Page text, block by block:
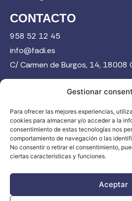
Gestionar
Para ofrecer las mejores experiencias,
cookies para almacenar y/o acceder a la
consentimiento de estas tecnologías nos
comportamiento de navegación o las
No consentir o retirar el consentimiento,
ciertas características y funciones.
Aceptar
CONTACTO
958 52 12 45
info@fadi.es
C/ Carmen de Burgos, 14, 18008
Todos los derechos